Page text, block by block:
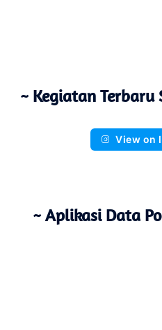
~ Kegiatan Terbaru
View on
~ Aplikasi Data